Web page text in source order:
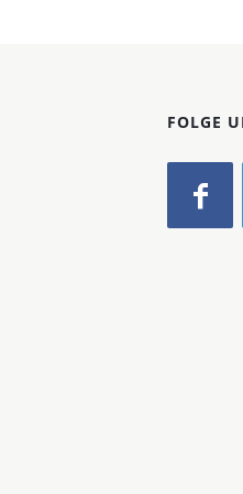
FOLGE